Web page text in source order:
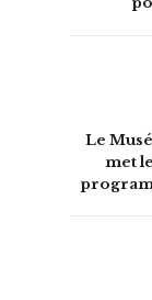
Le
met